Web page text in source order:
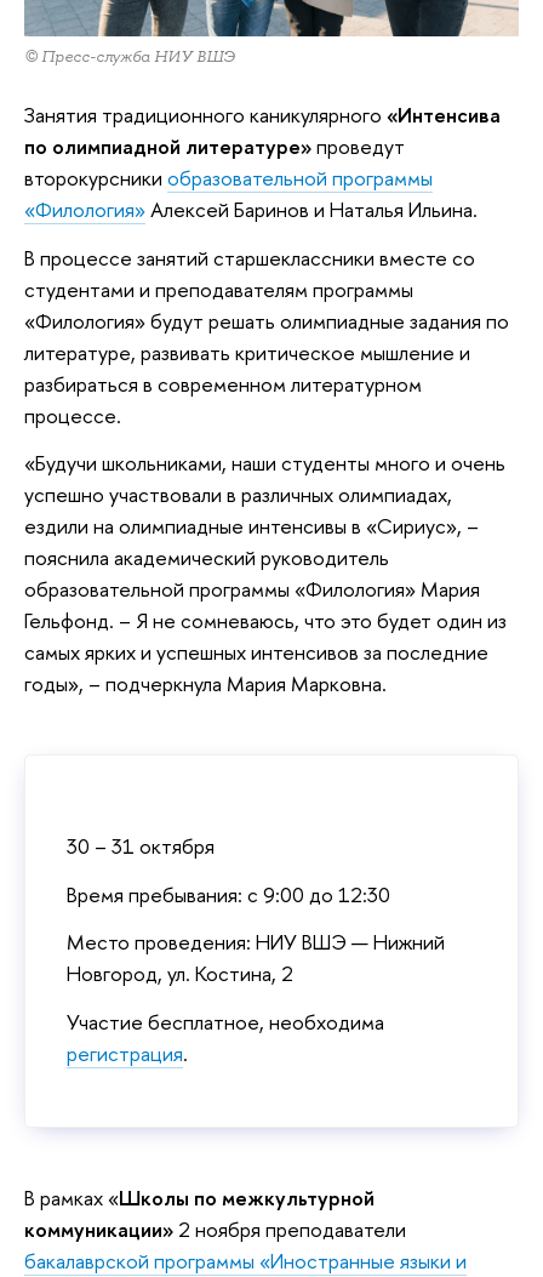
© Пресс-служба НИУ ВШЭ
Занятия традиционного каникулярного «Интенсива
по олимпиадной литературе»проведут
второкурсники образовательной программы
«Филология»Алексей Баринов и Наталья Ильина.
В процессе занятий старшеклассники вместе со
студентами и преподавателям программы
«Филология» будут решать олимпиадные задания по
литературе, развивать критическое мышление и
разбираться в современном литературном
процессе.
«Будучи школьниками, наши студенты много и очень
успешно участвовали в различных олимпиадах,
ездили на олимпиадные интенсивы в «Сириус», –
пояснила академический руководитель
образовательной программы «Филология» Мария
Гельфонд. – Я не сомневаюсь, что это будет один из
самых ярких и успешных интенсивов за последние
годы», – подчеркнула Мария Марковна.
30 – 31 октября
Время пребывания: с 9:00 до 12:30
Место проведения: НИУ ВШЭ — Нижний
Новгород, ул. Костина, 2
Участие бесплатное, необходима
регистрация.
В рамках «Школы по межкультурной
коммуникации» 2 ноября преподаватели
бакалаврской программы «Иностранные языки и